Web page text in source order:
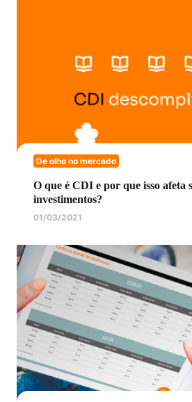
De olho no mercado
O que é CDI e por que isso afeta
investimentos?
01/03/2021